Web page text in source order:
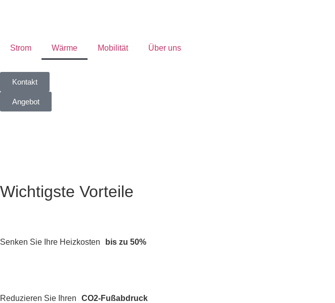
Strom Wärme Mobilität Über uns
Kontakt
Angebot
Wichtigste Vorteile
Senken Sie Ihre Heizkosten bis zu 50%
Reduzieren Sie Ihren CO2-Fußabdruck